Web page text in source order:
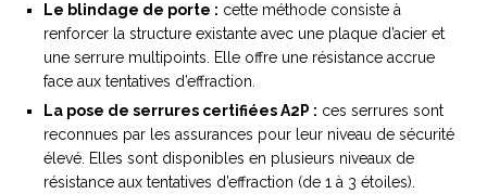
Le blindage de porte : cette méthode consiste à
renforcer la structure existante avec une plaque d’acier et
une serrure multipoints. Elle offre une résistance accrue
face aux tentatives d’effraction.
La pose de serrures certifiées A2P : ces serrures sont
reconnues par les assurances pour leur niveau de sécurité
élevé. Elles sont disponibles en plusieurs niveaux de
résistance aux tentatives d’effraction (de 1 à 3 étoiles).